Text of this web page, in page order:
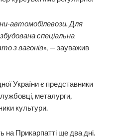
автомобілевози. Для
спеціальна
з вагонів», — зауважив
України є представники
металурги,
культури.
на Прикарпатті ще два дні.